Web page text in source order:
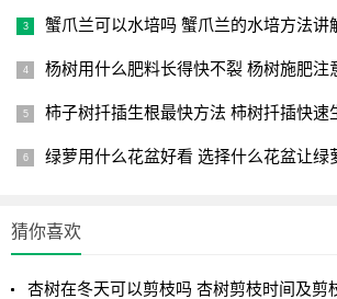
蟹爪兰可以水培吗 蟹爪兰的水培方法讲
杨树用什么肥料长得快不裂 杨树施肥注
柿子树扦插生根最快方法 柿树扦插快速
绿萝用什么花盆好看 选择什么花盆让绿
猜你喜欢
杏树在冬天可以剪枝吗 杏树剪枝时间及剪